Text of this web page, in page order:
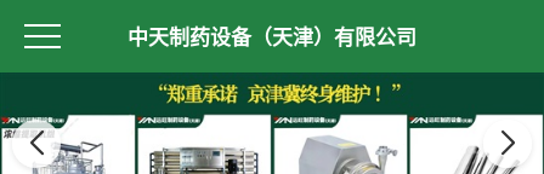
中天制药设备（天津）有限公司